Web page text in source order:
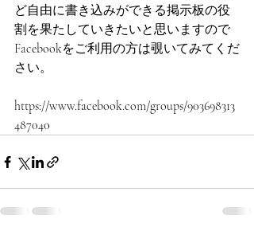
ど自由に書き込みができる掲示板の役
割を果たしていきたいと思いますので
Facebookをご利用の方は覗いてみてくだ
さい。
https://www.facebook.com/groups/903698313
487040